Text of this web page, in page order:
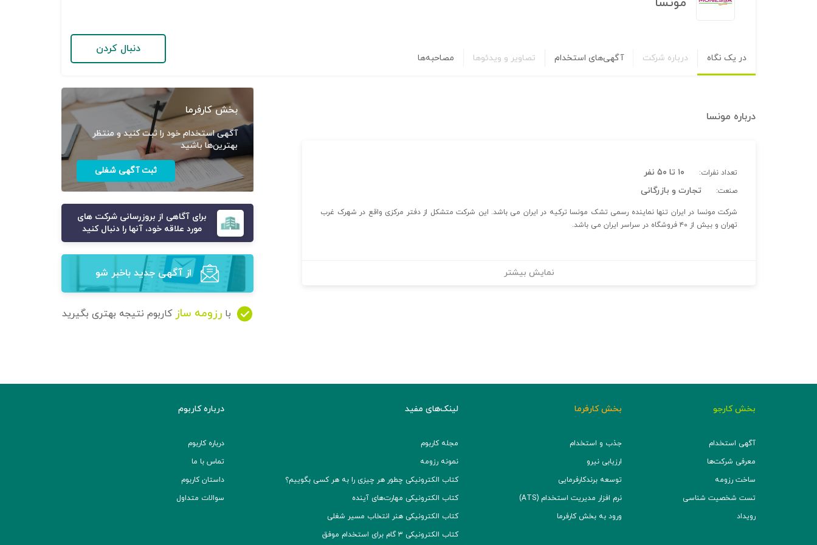
در یک نگاه درباره شرکت آگهی‌های استخدام تصاویر و ویدئوها مصاحبه‌ها
دنبال کردن
درباره مونسا
تعداد نفرات: ۱۰ تا ۵۰ نفر
صنعت: تجارت و بازرگانی
شرکت مونسا در ایران تنها نماینده رسمی تشک مونسا ترکیه در ایران می باشد. این شرکت متشکل از دفتر مرکزی واقع در شهرک غرب
تهران و بیش از ۴۰ فروشگاه در سراسر ایران می باشد.
نمایش بیشتر
بخش کارفرما
آگهی استخدام خود را ثبت کنید و منتظر
بهترین‌ها باشید
ثبت آگهی شغلی
برای آگاهی از بروزرسانی شرکت های
مورد علاقه خود، آنها را دنبال کنید
از آگهی‌ جدید باخبر شو
با رزومه ساز کاربوم نتیجه بهتری بگیرید
بخش کارجو
آگهی استخدام
معرفی شرکت‌ها
ساخت رزومه
تست شخصیت شناسی
رویداد
بخش کارفرما
جذب و استخدام
ارزیابی نیرو
توسعه برند‌کارفرمایی
نرم افزار مدیریت استخدام (ATS)
ورود به بخش کارفرما
لینک‌های مفید
مجله کاربوم
نمونه رزومه
کتاب الکترونیکی چطور هر چیزی را به هر کسی بگوییم؟
کتاب الکترونیکی مهارت‌های آینده
کتاب الکترونیکی هنر انتخاب مسیر شغلی
کتاب الکترونیکی ۳ گام برای استخدام موفق
درباره کاربوم
درباره کاربوم
تماس با ما
داستان کاربوم
سوالات متداول